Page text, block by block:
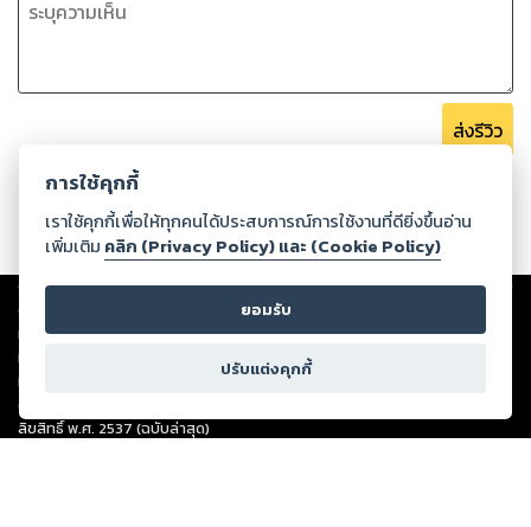
ส่งรีวิว
Copyright ©2026Storylog Co., Ltd. - สตอรี่ล็อกขอสงวนสิทธิ์ไม่รับผิดชอบ
ต่อผลงานหรือเนื้อหาใดที่อัปโหลดผ่านเว็บไซต์และปรากฏว่าละเมิดสิทธิใน
ทรัพย์สินทางปัญญาของบุคคลอื่นหรือขัดต่อกฎหมายและศีลธรรม ดังนั้น ผู้อ่าน
ทุกท่านโปรดใช้วิจารณญาณในการกลั่นกรองด้วยตนเอง และหากท่านพบว่าส่วน
หนึ่งส่วนใดขัดต่อกฎหมายและศีลธรรม กรุณาแจ้งมายังบริษัท เพื่อทีมงานจะได้
ดำเนินการในทันที ทั้งนี้ ทางสตอรี่ล็อกขอสงวนลิขสิทธิ์ตามพระราชบัญญัติ
ลิขสิทธิ์ พ.ศ. 2537 (ฉบับล่าสุด)
การใช้คุกกี้
เราใช้คุกกี้เพื่อให้ทุกคนได้ประสบการณ์การใช้งานที่ดียิ่งขึ้นอ่าน
เพิ่มเติม คลิก (Privacy Policy) และ (Cookie Policy)
ยอมรับ
ปรับแต่งคุกกี้